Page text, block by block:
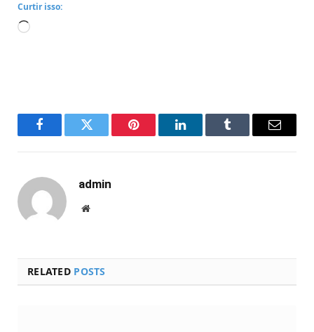
Curtir isso:
Carregando...
FacebookTwitter Pinterest LinkedInTumblr Email
admin
Website
RELATED POSTS